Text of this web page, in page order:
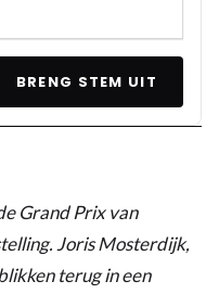
BRENG STEM UIT
Grand Prix van
Joris Mosterdijk,
terug in een